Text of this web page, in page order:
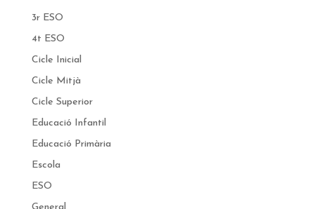
3r ESO
4t ESO
Cicle Inicial
Cicle Mitjà
Cicle Superior
Educació Infantil
Educació Primària
Escola
ESO